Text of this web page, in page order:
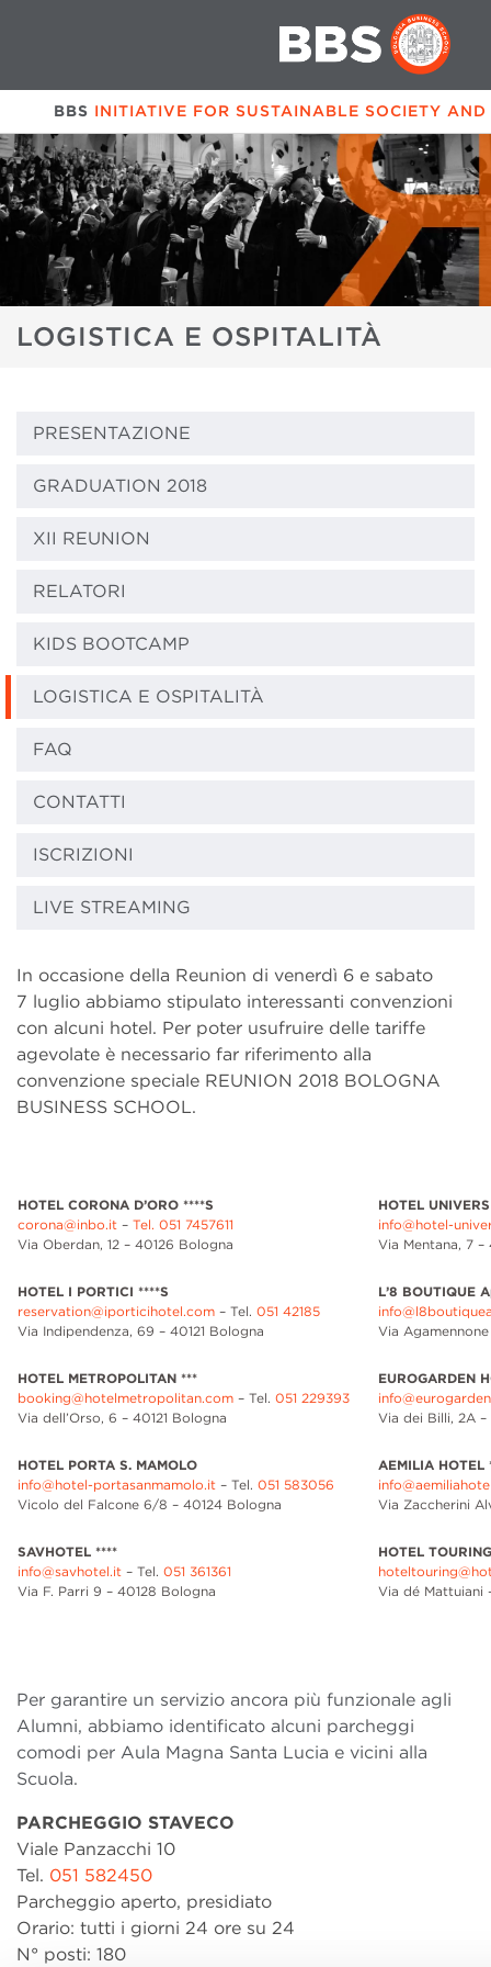
BBS INITIATIVE FOR SUSTAINABLE SOCIETY AND
LOGISTICA E OSPITALITÀ
PRESENTAZIONE
GRADUATION 2018
XII REUNION
RELATORI
KIDS BOOTCAMP
LOGISTICA E OSPITALITÀ
FAQ
CONTATTI
ISCRIZIONI
LIVE STREAMING
In occasione della Reunion di venerdì 6 e sabato
7 luglio abbiamo stipulato interessanti convenzioni
con alcuni hotel. Per poter usufruire delle tariffe
agevolate è necessario far riferimento alla
convenzione speciale REUNION 2018 BOLOGNA
BUSINESS SCHOOL.
HOTEL CORONA D’ORO ****S
corona@inbo.it – Tel. 051 7457611
Via Oberdan, 12 – 40126 Bologna
HOTEL
info@hotel-
Via Mentana, 7
HOTEL I PORTICI ****S
reservation@iporticihotel.com – Tel. 051 42185
Via Indipendenza, 69 – 40121 Bologna
L’8 BOUTIQUE
Via
HOTEL METROPOLITAN ***
booking@hotelmetropolitan.com – Tel. 051 229393
Via dell’Orso, 6 – 40121 Bologna
EUROGARDEN
Via dei Billi, 2A
HOTEL PORTA S. MAMOLO
info@hotel-portasanmamolo.it – Tel. 051 583056
Vicolo del Falcone 6/8 – 40124 Bologna
AEMILIA HOTEL
Via Zaccherini
SAVHOTEL ****
info@savhotel.it – Tel. 051 361361
Via F. Parri 9 – 40128 Bologna
HOTEL
Via dé Mattuiani
Per garantire un servizio ancora più funzionale agli
Alumni, abbiamo identificato alcuni parcheggi
comodi per Aula Magna Santa Lucia e vicini alla
Scuola.
PARCHEGGIO STAVECO
Viale Panzacchi 10
Tel. 051 582450
Parcheggio aperto, presidiato
Orario: tutti i giorni 24 ore su 24
N° posti: 180